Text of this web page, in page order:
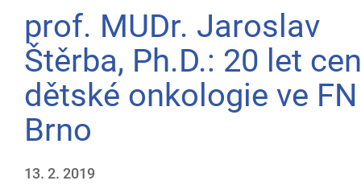
prof. MUDr. Jaroslav
Štěrba, Ph.D.: 20 let
dětské onkologie ve FN
Brno
13. 2. 2019